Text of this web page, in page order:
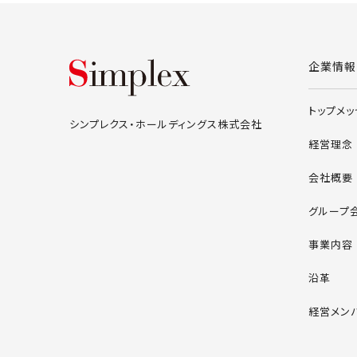
シンプレクス・ホール
シンプレクス・ホールディングス株式会社
企業情報
トップメ
経営理念
会社概要
グループ
事業内容
沿革
経営メン